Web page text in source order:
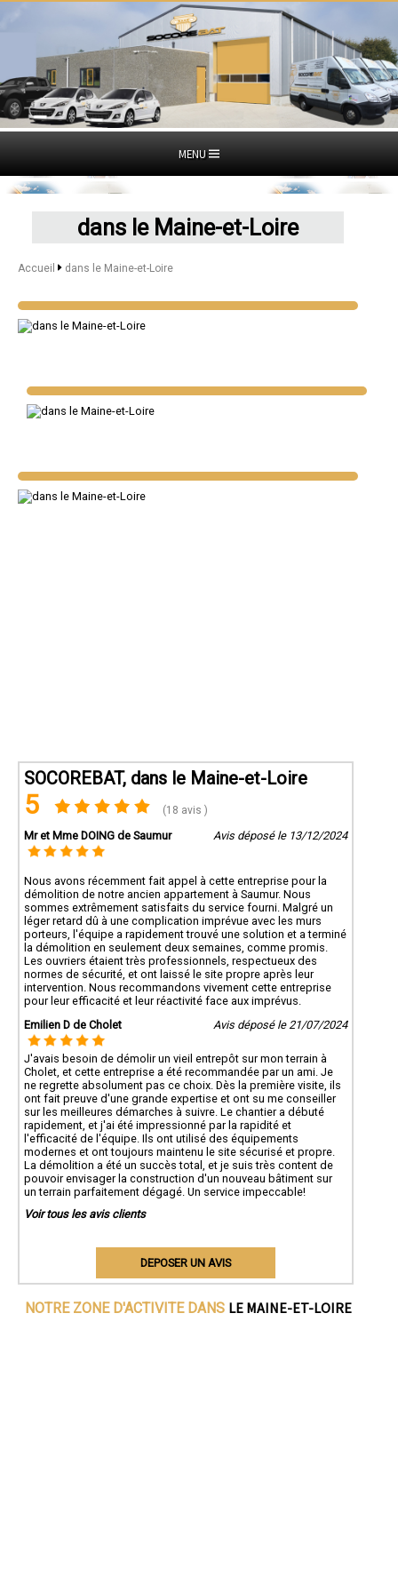
MENU
dans le Maine-et-Loire
Accueil dans le Maine-et-Loire
SOCOREBAT, dans le Maine-et-Loire
5 (18 avis )
Mr et Mme DOING de Saumur Avis déposé le 13/12/2024
Nous avons récemment fait appel à cette entreprise pour la
démolition de notre ancien appartement à Saumur. Nous
sommes extrêmement satisfaits du service fourni. Malgré un
léger retard dû à une complication imprévue avec les murs
porteurs, l'équipe a rapidement trouvé une solution et a terminé
la démolition en seulement deux semaines, comme promis.
Les ouvriers étaient très professionnels, respectueux des
normes de sécurité, et ont laissé le site propre après leur
intervention. Nous recommandons vivement cette entreprise
pour leur efficacité et leur réactivité face aux imprévus.
Emilien D de Cholet
Avis déposé le 21/07/2024
J'avais besoin de démolir un vieil entrepôt sur mon terrain à
Cholet, et cette entreprise a été recommandée par un ami. Je
ne regrette absolument pas ce choix. Dès la première visite, ils
ont fait preuve d'une grande expertise et ont su me conseiller
sur les meilleures démarches à suivre. Le chantier a débuté
rapidement, et j'ai été impressionné par la rapidité et
l'efficacité de l'équipe. Ils ont utilisé des équipements
modernes et ont toujours maintenu le site sécurisé et propre.
La démolition a été un succès total, et je suis très content de
pouvoir envisager la construction d'un nouveau bâtiment sur
un terrain parfaitement dégagé. Un service impeccable!
Voir tous les avis clients
DEPOSER UN AVIS
NOTRE ZONE D'ACTIVITE DANS LE MAINE-ET-LOIRE